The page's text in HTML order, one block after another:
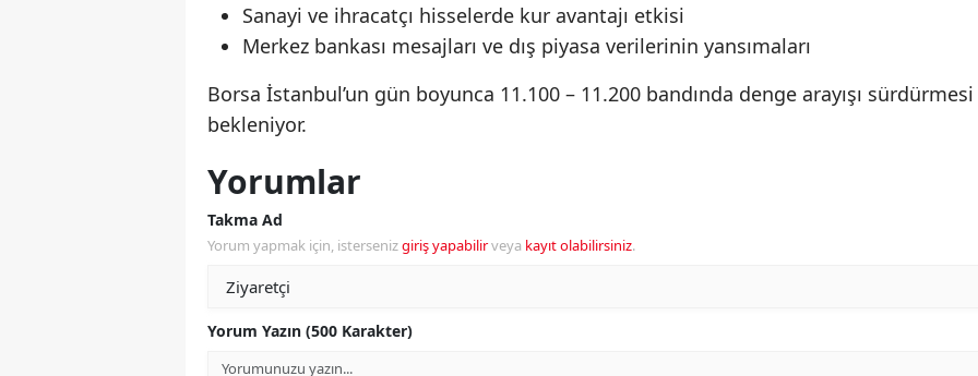
Sanayi ve ihracatçı hisselerde kur avantajı etkisi
Merkez bankası mesajları ve dış piyasa verilerinin yansımaları
Borsa İstanbul’un gün boyunca 11.100 – 11.200 bandında denge arayışı sürdürmesi
bekleniyor.
Yorumlar
Takma Ad
Yorum yapmak için, istersenizgiriş yapabilirveya kayıt olabilirsiniz.
Yorum Yazın (500 Karakter)